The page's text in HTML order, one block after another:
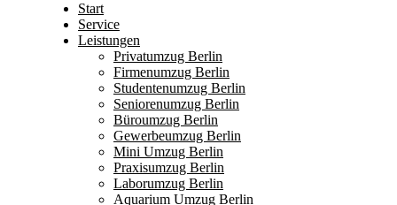
Start
Service
Leistungen
Privatumzug Berlin
Firmenumzug Berlin
Studentenumzug Berlin
Seniorenumzug Berlin
Büroumzug Berlin
Gewerbeumzug Berlin
Mini Umzug Berlin
Praxisumzug Berlin
Laborumzug Berlin
Aquarium Umzug Berlin